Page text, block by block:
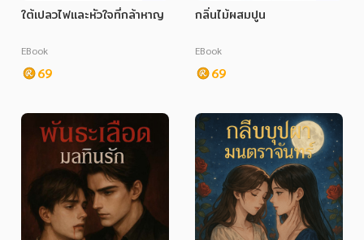
ใต้เปลวไฟและหัวใจที่กล้าหาญ
EBook
69
กลิ่นไม้ผสมปูน
EBook
69